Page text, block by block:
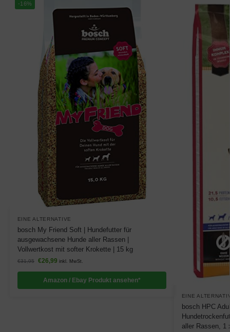
-16%
EINE ALTERNATIVE
bosch My Friend Soft | Hundefutter für
ausgewachsene Hunde aller Rassen |
Vollwertkost mit softer Krokette | 15 kg
€31,95 €26,99 inkl. MwSt.
Amazon / Ebay Produkt ansehen*
EINE
bosch HPC
aller Rassen, 1